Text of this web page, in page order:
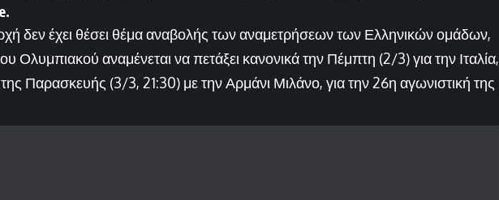
δεν έχει θέσει θέμα αναβολής των αναμετρήσεων των Ελληνικών ομάδων,
Ολυμπιακού αναμένεται να πετάξει κανονικά την Πέμπτη (2/3) για την Ιταλία,
Παρασκευής (3/3, 21:30) με την Αρμάνι Μιλάνο, για την 26η αγωνιστική της